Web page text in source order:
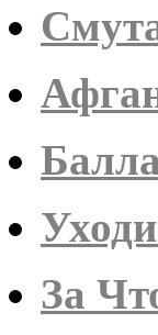
За